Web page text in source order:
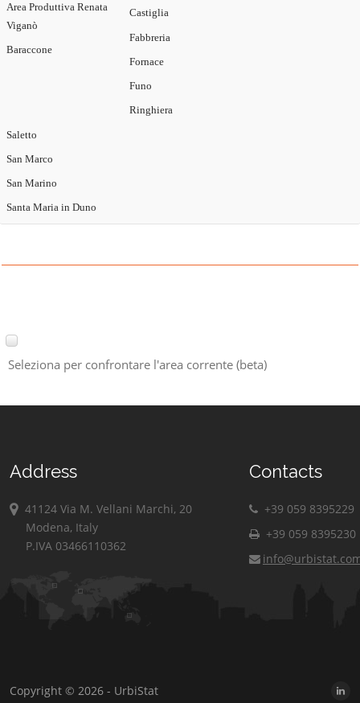
Area Produttiva Renata
Viganò
Baraccone
Castiglia
Fabbreria
Fornace
Funo
Ringhiera
Saletto
San Marco
San Marino
Santa Maria in Duno
Seleziona per confrontare l'area corrente (beta)
Address
41124 Via M. Vellani Marchi, 20
Modena, Italy
P.IVA 03466110362
Contacts
+39 059 8395229
+39 059 8395230
Copyright © 2026 - UrbiStat